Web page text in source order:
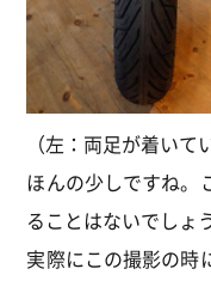
（左：両足が着い
ほんの少しですね。
ることはないでしょ
実際にこの撮影の時